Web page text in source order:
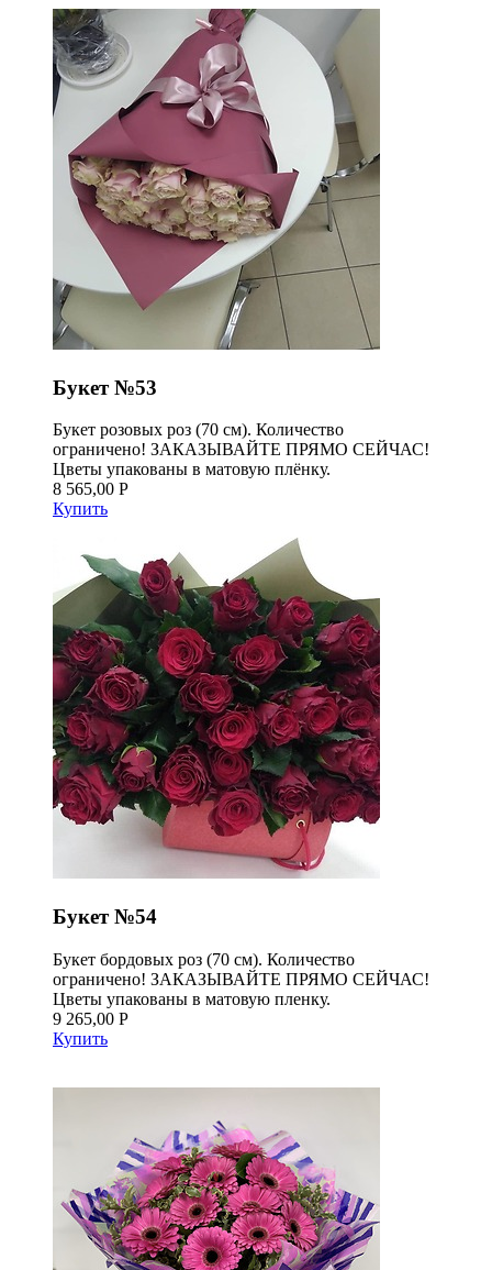
Букет №53
Букет розовых роз (70 см). Количество
ограничено! ЗАКАЗЫВАЙТЕ ПРЯМО СЕЙЧАС!
Цветы упакованы в матовую плёнку.
8 565,00 Р
Купить
Букет №54
Букет бордовых роз (70 см). Количество
ограничено! ЗАКАЗЫВАЙТЕ ПРЯМО СЕЙЧАС!
Цветы упакованы в матовую пленку.
9 265,00 Р
Купить